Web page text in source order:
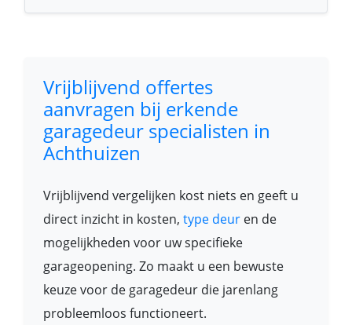
Vrijblijvend offertes
aanvragen bij erkende
garagedeur specialisten in
Achthuizen
Vrijblijvend vergelijken kost niets en geeft u
direct inzicht in kosten, type deur en de
mogelijkheden voor uw specifieke
garageopening. Zo maakt u een bewuste
keuze voor de garagedeur die jarenlang
probleemloos functioneert.